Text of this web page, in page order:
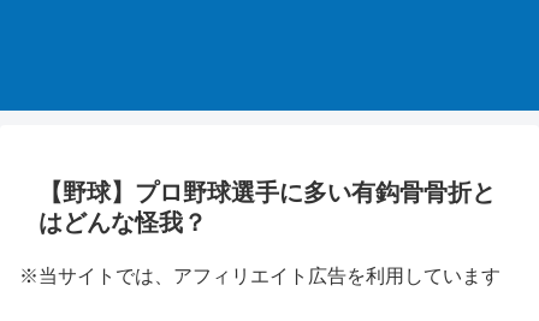
【野球】プロ野球選手に多い有鈎骨骨折と
はどんな怪我？
※当サイトでは、アフィリエイト広告を利用しています